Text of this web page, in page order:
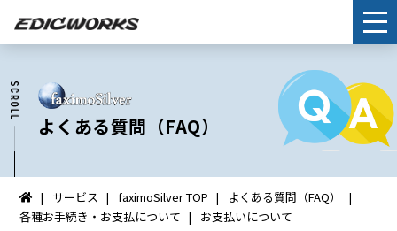
よくある質問（FAQ）
イ
サービス faximoSilver TOP
よくある質問（FAQ）
各種お手続き・お支払について
お支払いについて